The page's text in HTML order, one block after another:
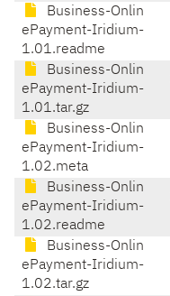
Business-Onlin
ePayment-Iridium-
1.01.readme
Business-Onlin
ePayment-Iridium-
1.01.tar.gz
Business-Onlin
ePayment-Iridium-
1.02.meta
Business-Onlin
ePayment-Iridium-
1.02.readme
Business-Onlin
ePayment-Iridium-
1.02.tar.gz